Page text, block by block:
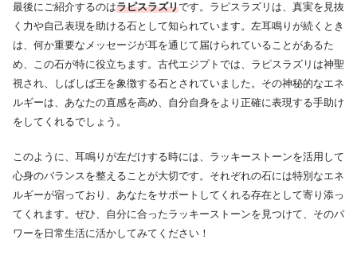
最後にご紹介するのはラピスラズリです。ラピスラズリは、真実を見抜
く力や自己表現を助ける石として知られています。左耳鳴りが続くとき
は、何か重要なメッセージが耳を通じて届けられていることがあるた
め、この石が特に役立ちます。古代エジプトでは、ラピスラズリは神聖
視され、しばしば王を象徴する石とされていました。その神秘的なエネ
ルギーは、あなたの直感を高め、自分自身をより正確に表現する手助け
をしてくれるでしょう。
このように、耳鳴りが左だけする時には、ラッキーストーンを活用して
心身のバランスを整えることが大切です。それぞれの石には特別なエネ
ルギーが宿っており、あなたをサポートしてくれる存在として寄り添っ
てくれます。ぜひ、自分に合ったラッキーストーンを見つけて、そのパ
ワーを日常生活に活かしてみてください！